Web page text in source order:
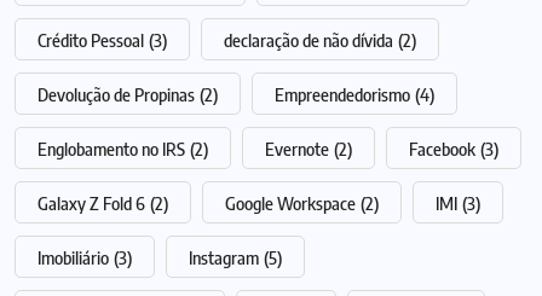
Crédito Pessoal (3) declaração de não dívida (2)
Devolução de Propinas (2) Empreendedorismo (4)
Englobamento no IRS (2) Evernote (2) Facebook (3)
Galaxy Z Fold 6 (2) Google Workspace (2) IMI (3)
Imobiliário (3) Instagram (5)